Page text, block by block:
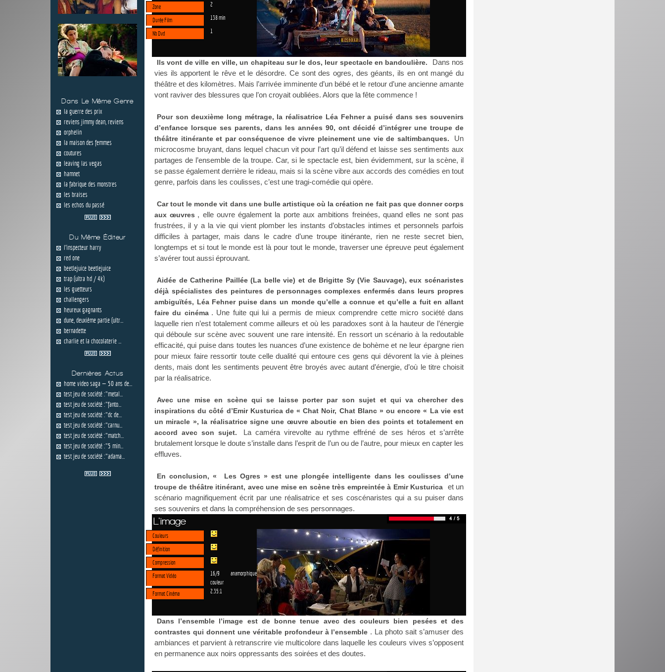
Dans Le Même Genre
la guerre des prix
reviens jimmy dean, reviens
orphelin
la maison des femmes
coutures
leaving las vegas
hamnet
la fabrique des monstres
les braises
les echos du passé
Du Même Éditeur
l'inspecteur harry
red one
beetlejuice beetlejuice
trap (ultra hd / 4k)
les guetteurs
challengers
heureux gagnants
dune, deuxième partie (ultr...
bernadette
charlie et la chocolaterie ...
Dernières Actus
home video saga — 50 ans de...
test jeu de société :"metal...
test jeu de société :"fanto...
test jeu de société :"dc de...
test jeu de société :"carnu...
test jeu de société :"match...
test jeu de société :"5 min...
test jeu de société :"adama...
Zone
2
Durée Film 138 min
Nb Dvd 1
Ils vont de ville en ville, un chapiteau sur le dos, leur spectacle en bandoulière.
Dans nos
vies ils apportent le rêve et le désordre. Ce sont des ogres, des géants, ils en ont mangé du
théâtre et des kilomètres. Mais l’arrivée imminente d’un bébé et le retour d’une ancienne amante
vont raviver des blessures que l’on croyait oubliées. Alors que la fête commence !
Pour son deuxième long métrage, la réalisatrice Léa Fehner a puisé dans ses souvenirs
d’enfance lorsque ses parents, dans les années 90, ont décidé d’intégrer une troupe de
théâtre itinérante et par conséquence de vivre pleinement une vie de saltimbanques.
Un
microcosme bruyant, dans lequel chacun vit pour l’art qu’il défend et laisse ses sentiments aux
partages de l’ensemble de la troupe. Car, si le spectacle est, bien évidemment, sur la scène, il
se passe également derrière le rideau, mais si la scène vibre aux accords des comédies en tout
genre, parfois dans les coulisses, c’est une tragi-comédie qui opère.
Car tout le monde vit dans une bulle artistique où la création ne fait pas que donner corps
aux œuvres , elle ouvre également la porte aux ambitions freinées, quand elles ne sont pas
frustrées, il y a la vie qui vient plomber les instants d’obstacles intimes et personnels parfois
difficiles à partager, mais dans le cadre d’une troupe itinérante, rien ne reste secret bien,
longtemps et si tout le monde est là pour tout le monde, traverser une épreuve peut également
s’avérer tout aussi éprouvant.
Aidée de Catherine Paillée (La belle vie) et de Brigitte Sy (Vie Sauvage), eux scénaristes
déjà spécialistes des peintures de personnages complexes enfermés dans leurs propres
ambiguïtés, Léa Fehner puise dans un monde qu’elle a connue et qu’elle a fuit en allant
faire du cinéma . Une fuite qui lui a permis de mieux comprendre cette micro société dans
laquelle rien n’est totalement comme ailleurs et où les paradoxes sont à la hauteur de l’énergie
qui déboule sur scène avec souvent une rare intensité. En ressort un scénario à la redoutable
efficacité, qui puise dans toutes les nuances d’une existence de bohème et ne leur épargne rien
pour mieux faire ressortir toute celle dualité qui entoure ces gens qui dévorent la vie à pleines
dents, mais dont les sentiments peuvent être broyés avec autant d’énergie, d’où le titre choisit
par la réalisatrice.
Avec une mise en scène qui se laisse porter par son sujet et qui va chercher des
inspirations du côté d’Emir Kusturica de « Chat Noir, Chat Blanc » ou encore « La vie est
un miracle », la réalisatrice signe une œuvre aboutie en bien des points et totalement en
accord avec son sujet.
La caméra virevolte au rythme effréné de ses héros et s’arrête
brutalement lorsque le doute s’installe dans l’esprit de l’un ou de l’autre, pour mieux en capter les
effluves.
En conclusion, « Les Ogres » est une plongée intelligente dans les coulisses d’une
troupe de théâtre itinérant, avec une mise en scène très empreintée à Emir Kusturica
et un
scénario magnifiquement écrit par une réalisatrice et ses coscénaristes qui a su puiser dans
ses souvenirs et dans la compréhension de ses personnages.
L'image
Couleurs
Définition
Compression
Format Vidéo
16/9 anamorphique
couleur
Format Cinéma
2.35:1
Dans l’ensemble l’image est de bonne tenue avec des couleurs bien pesées et des
contrastes qui donnent une véritable profondeur à l’ensemble . La photo sait s’amuser des
ambiances et parvient à retranscrire vie multicolore dans laquelle les couleurs vives s’opposent
en permanence aux noirs oppressants des soirées et des doutes.